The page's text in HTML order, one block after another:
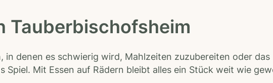
Tauberbischofsheim
in denen es schwierig wird, Mahlzeiten zuzubereiten oder
Spiel. Mit Essen auf Rädern bleibt alles ein Stück weit wie